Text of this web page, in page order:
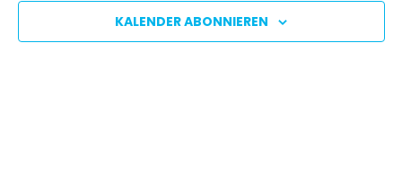
KALENDER ABONNIEREN